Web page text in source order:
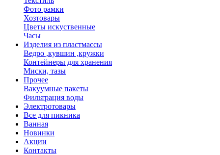
Фото рамки
Хозтовары
Цветы искуственные
Часы
Изделия из пластмассы
Ведро ,кувшин ,кружки
Контейнеры для хранения
Миски, тазы
Прочее
Вакуумные пакеты
Фильтрация воды
Электротовары
Все для пикника
Ванная
Новинки
Акции
Контакты